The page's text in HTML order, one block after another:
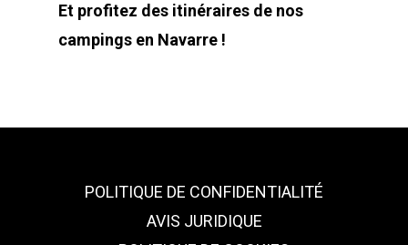
Et profitez des itinéraires de nos
campings en Navarre !
POLITIQUE DE CONFIDENTIALITÉ
AVIS JURIDIQUE